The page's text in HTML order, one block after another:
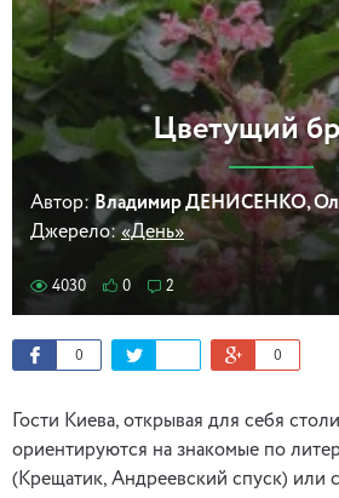
Цветущий
Автор: Владимир ДЕНИСЕНКО,
Джерело: «День»
4030 0 2
0 0
Гости Киева, открывая для себя
ориентируются на знакомые по
(Крещатик, Андреевский спуск) или